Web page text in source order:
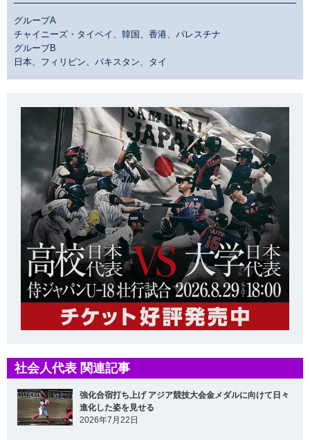
グループA
チャイニーズ・タイペイ、韓国、香港、パレスチナ
グループB
日本、フィリピン、パキスタン、タイ
社会人代表 関連記事
強化合宿打ち上げ アジア競技大会金メダルに向けて日々
進化した姿を見せる
2026年7月22日